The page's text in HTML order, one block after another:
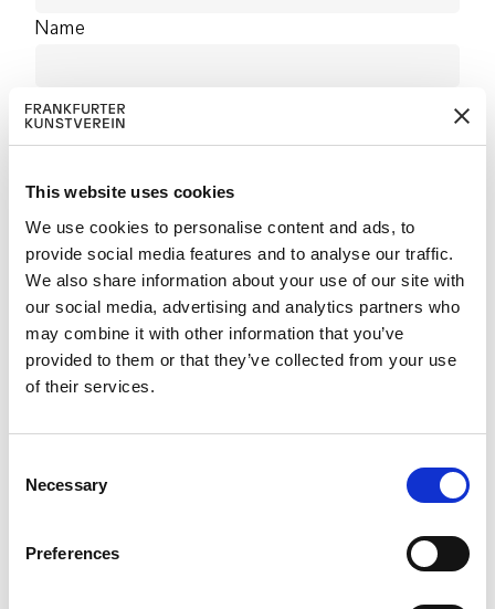
This website uses cookies
We use cookies to personalise content and ads, to
provide social media features and to analyse our traffic.
We also share information about your use of our site with
our social media, advertising and analytics partners who
may combine it with other information that you’ve
provided to them or that they’ve collected from your use
of their services.
Necessary
Preferences
Name
Firma
Postleitzahl
Ort
Land
E-mail
Telefon